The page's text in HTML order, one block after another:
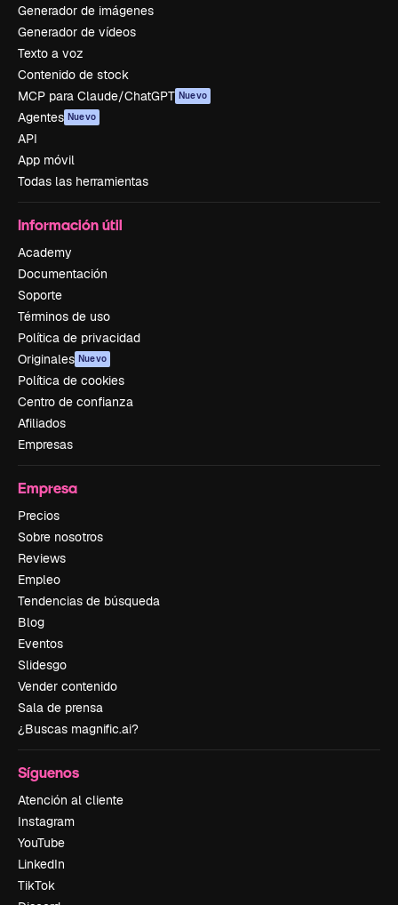
Generador de imágenes
Generador de vídeos
Texto a voz
Contenido de stock
MCP para Claude/ChatGPT Nuevo
Agentes Nuevo
API
App móvil
Todas las herramientas
Información útil
Academy
Documentación
Soporte
Términos de uso
Política de privacidad
Originales Nuevo
Política de cookies
Centro de confianza
Afiliados
Empresas
Empresa
Precios
Sobre nosotros
Reviews
Empleo
Tendencias de búsqueda
Blog
Eventos
Slidesgo
Vender contenido
Sala de prensa
¿Buscas magnific.ai?
Síguenos
Atención al cliente
Instagram
YouTube
LinkedIn
TikTok